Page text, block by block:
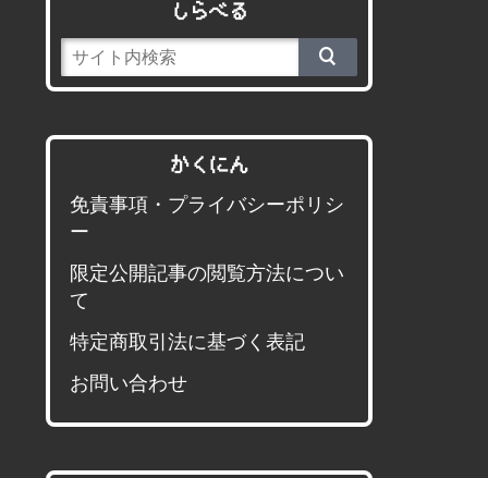
しらべる
かくにん
免責事項・プライバシーポリシ
ー
限定公開記事の閲覧方法につい
て
特定商取引法に基づく表記
お問い合わせ